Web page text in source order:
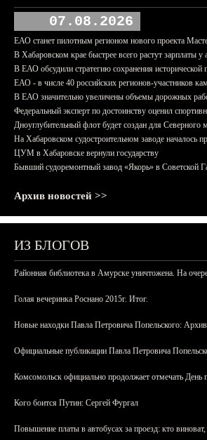
07.08.2026
ЕАО станет пилотным регионом нового проекта
В Хабаровском крае быстрее всего растут зарплаты
В ЕАО обсудили стратегию сохранения исторической
ЕАО - в числе 40 российских регионов-участников
В ЕАО значительно увеличены объемы дорожных
Федеральный эксперт по достоинству оценил
Дноуглубительный флот будет создан для Северного
На Хабаровском судостроительном заводе началось
ЦУМ в Хабаровске вернули государству
Бывший судоремонтный завод «Якорь» в Советской
Архив новостей >>
ИЗ БЛОГОВ
Районная библиотека в Амурске уничтожена. На
Голая вечеринка Роснано 2015г. Итог.
Новые находки Павла Петровича Попельского:
Официальные публикации Павла Петровича
Комсомольск официально продолжает отмечать День
Кого боится Путин: Сергей Фургал
Повышение платы в автобусах за проезд: кто виноват,